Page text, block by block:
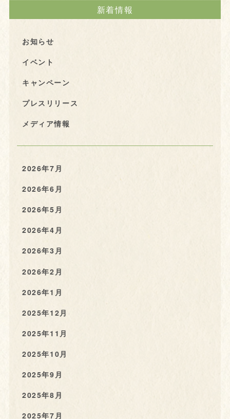
新着情報
お知らせ
イベント
キャンペーン
プレスリリース
メディア情報
2026年7月
2026年6月
2026年5月
2026年4月
2026年3月
2026年2月
2026年1月
2025年12月
2025年11月
2025年10月
2025年9月
2025年8月
2025年7月